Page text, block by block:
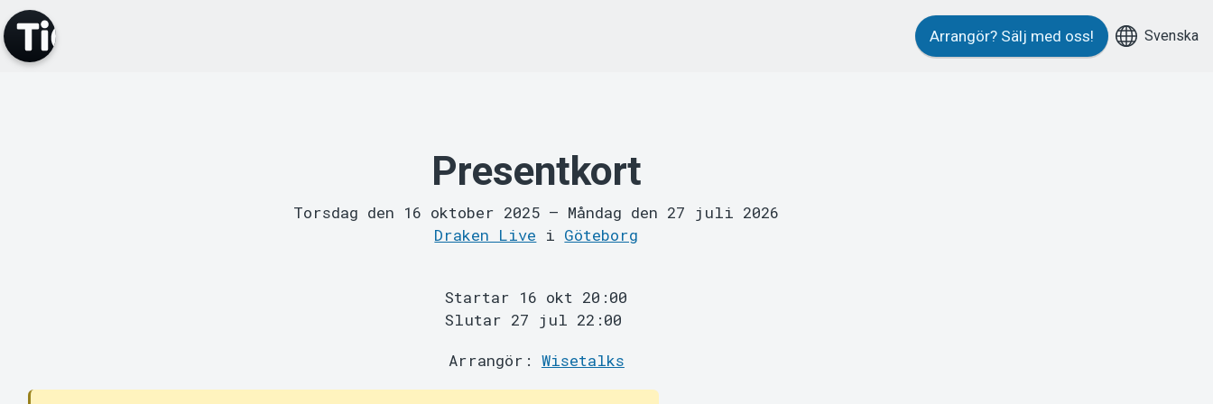
Arrangör? Sälj med oss! Svenska
Presentkort
Torsdag den 16 oktober 2025 – Måndag den 27 juli 2026
Draken Live i Göteborg
Startar 16 okt 20:00
Slutar 27 jul 22:00
Arrangör: Wisetalks